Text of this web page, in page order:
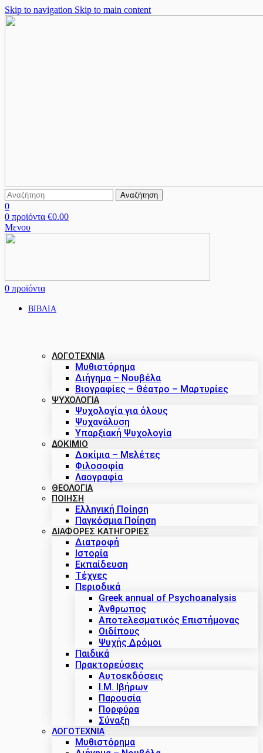
Skip to navigation Skip to main content
Αναζήτηση
0
0 προϊόντα €0.00
Μενου
0 προϊόντα
ΒΙΒΛΙΑ
ΛΟΓΟΤΕΧΝΙΑ
Μυθιστόρημα
Διήγημα – Νουβέλα
Βιογραφίες – Θέατρο – Μαρτυρίες
ΨΥΧΟΛΟΓΙΑ
Ψυχολογία για όλους
Ψυχανάλυση
Υπαρξιακή Ψυχολογία
ΔΟΚΊΜΙΟ
Δοκίμια – Μελέτες
Φιλοσοφία
Λαογραφία
ΘΕΟΛΟΓΙΑ
ΠΟΙΗΣΗ
Ελληνική Ποίηση
Παγκόσμια Ποίηση
ΔΙΑΦΟΡΕΣ ΚΑΤΗΓΟΡΙΕΣ
Διατροφή
Ιστορία
Εκπαίδευση
Τέχνες
Περιοδικά
Greek annual of Psychoanalysis
Άνθρωπος
Αποτελεσματικός Επιστήμονας
Οιδίπους
Ψυχής Δρόμοι
Παιδικά
Πρακτoρεύσεις
Αυτοεκδόσεις
Ι.Μ. Ιβήρων
Παρουσία
Πορφύρα
Σύναξη
ΛΟΓΟΤΕΧΝΙΑ
Μυθιστόρημα